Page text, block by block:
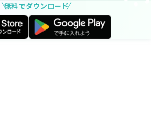
無料でダウンロード